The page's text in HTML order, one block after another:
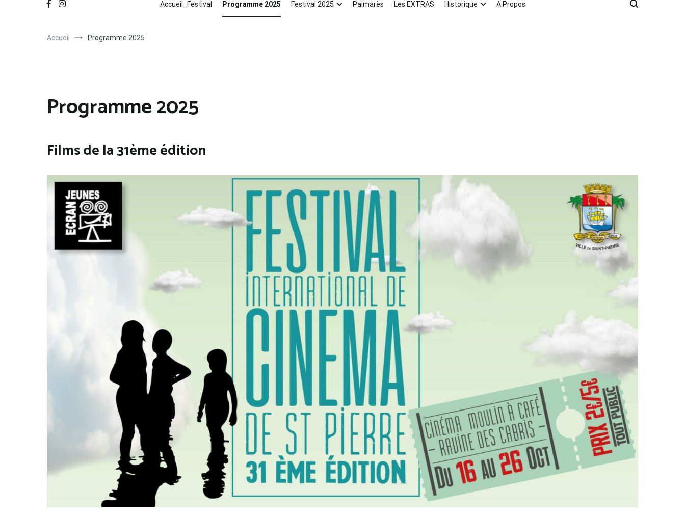
Accueil_Festival Programme 2025 Festival 2025 Palmarès Les EXTRAS Historique A Propos
Accueil Programme 2025
Programme 2025
Films de la 31ème édition